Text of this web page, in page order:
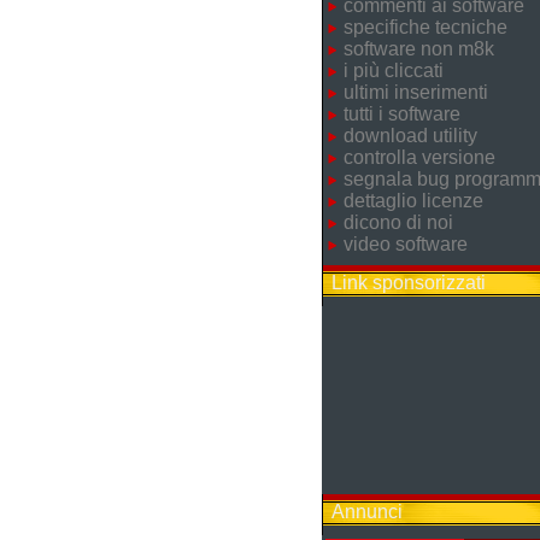
commenti ai software
specifiche tecniche
software non m8k
i più cliccati
ultimi inserimenti
tutti i software
download utility
controlla versione
segnala bug
dettaglio licenze
dicono di noi
video software
Link sponsorizzati
Annunci